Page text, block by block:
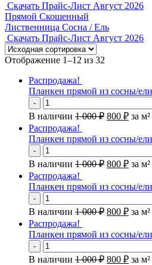
Скачать Прайс-Лист Август 2026
Прямой Скошенный
Лиственница Сосна / Ель
Скачать Прайс-Лист Август 2026
Отображение 1–12 из 32
Распродажа!
Планкен прямой из сосны/
-
В наличии 1 000₽ 800 ₽ за м²
Распродажа!
Планкен прямой из сосны/
-
В наличии 1 000₽ 800 ₽ за м²
Распродажа!
Планкен прямой из сосны/
-
В наличии 1 000₽ 800 ₽ за м²
Распродажа!
Планкен прямой из сосны/
-
В наличии 1 000₽ 800 ₽ за м²